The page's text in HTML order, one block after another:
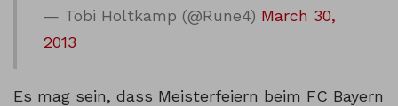
— Tobi Holtkamp (@Rune4) March 30,
2013
Es mag sein, dass Meisterfeiern beim FC Bayern